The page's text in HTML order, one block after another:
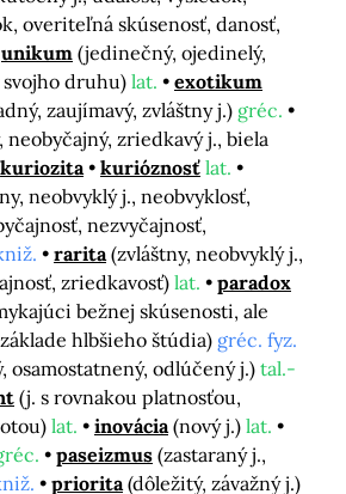
overiteľná skúsenosť, danosť,
unikum (jedinečný, ojedinelý,
druhu) lat.
exotikum
zaujímavý, zvláštny j.) gréc.
neobyčajný, zriedkavý j., biela
kuriozita kurióznosť lat.
neobvyklý j., neobvyklosť,
nezvyčajnosť,
rarita (zvláštny, neobvyklý j.,
zriedkavosť) lat.
paradox
bežnej skúsenosti, ale
hlbšieho štúdia) gréc. fyz.
osamostatnený, odlúčený j.) tal.-
(j. s rovnakou platnosťou,
lat. inovácia (nový j.) lat.
paseizmus (zastaraný j.,
priorita (dôležitý, závažný j.)